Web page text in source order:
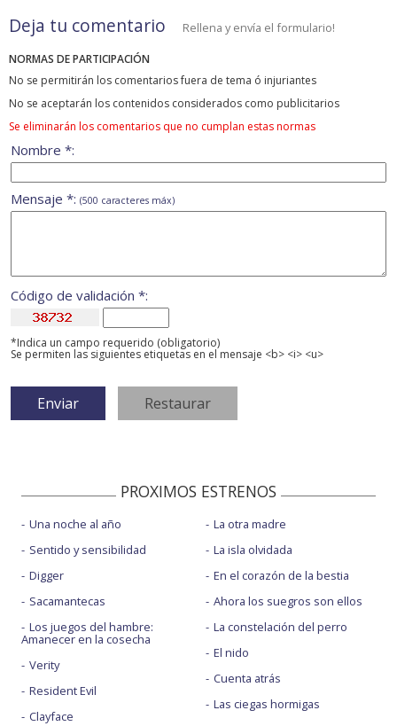
Deja tu comentario Rellena y envía el formulario!
NORMAS DE PARTICIPACIÓN
No se permitirán los comentarios fuera de tema ó injuriantes
No se aceptarán los contenidos considerados como publicitarios
Se eliminarán los comentarios que no cumplan estas normas
Nombre *:
Mensaje *: (500 caracteres máx)
Código de validación *:
*Indica un campo requerido (obligatorio)
Se permiten las siguientes etiquetas en el mensaje <b> <i> <u>
PROXIMOS ESTRENOS
Una noche al año
Sentido y sensibilidad
Digger
Sacamantecas
Los juegos del hambre:
Amanecer en la cosecha
Verity
Resident Evil
Clayface
La otra madre
La isla olvidada
En el corazón de la bestia
Ahora los suegros son ellos
La constelación del perro
El nido
Cuenta atrás
Las ciegas hormigas